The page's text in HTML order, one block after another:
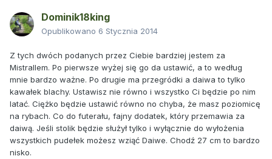
Dominik18king
Opublikowano 6 Stycznia 2014
Z tych dwóch podanych przez Ciebie bardziej jestem za
Mistrallem. Po pierwsze wyżej się go da ustawić, a to według
mnie bardzo ważne. Po drugie ma przegródki a daiwa to tylko
kawałek blachy. Ustawisz nie równo i wszystko Ci będzie po nim
latać. Ciężko będzie ustawić równo no chyba, że masz poziomicę
na rybach. Co do futerału, fajny dodatek, który przemawia za
daiwą. Jeśli stolik będzie służył tylko i wyłącznie do wyłożenia
wszystkich pudełek możesz wziąć Daiwe. Chodź 27 cm to bardzo
nisko.